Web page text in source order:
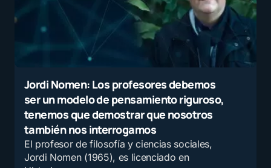
Jordi Nomen: Los profesores debemos
ser un modelo de pensamiento riguroso,
tenemos que demostrar que nosotros
también nos interrogamos
El profesor de filosofía y ciencias sociales,
Jordi Nomen (1965), es licenciado en